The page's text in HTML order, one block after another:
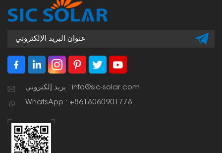
بريد إلكتروني : info@sic-solar.com
WhatsApp : +8618060901778